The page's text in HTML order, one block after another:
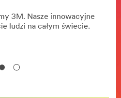
3M. Nasze innowacyjne
ludzi na całym świecie.